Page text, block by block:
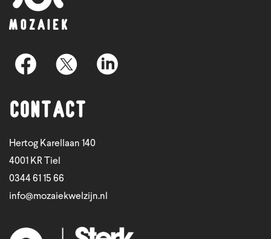
Contact
Hertog Karellaan 140
4001 KR Tiel
0344 61 15 66
info@mozaiekwelzijn.nl